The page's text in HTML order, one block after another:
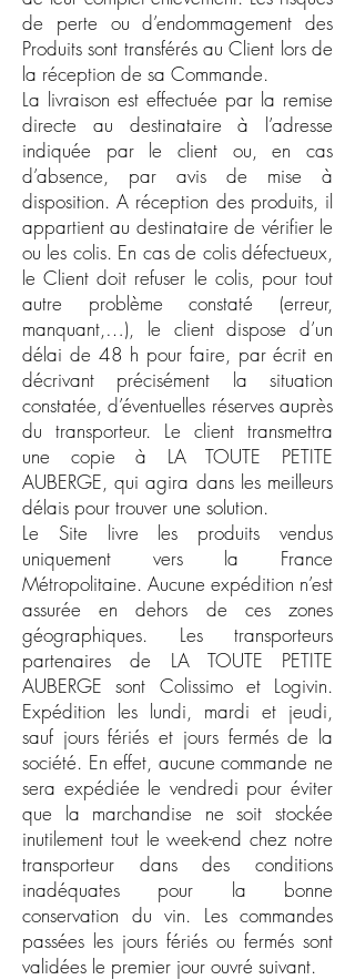
de perte ou d’endommagement des
Produits sont transférés au Client lors de
la réception de sa Commande.
La livraison est effectuée par la remise
directe au destinataire à l’adresse
indiquée par le client ou, en cas
d’absence, par avis de mise à
disposition. A réception des produits, il
appartient au destinataire de vérifier le
ou les colis. En cas de colis défectueux,
le Client doit refuser le colis, pour tout
autre problème constaté (erreur,
manquant,…), le client dispose d’un
délai de 48 h pour faire, par écrit en
décrivant précisément la situation
constatée, d’éventuelles réserves auprès
du transporteur. Le client transmettra
une copie à LA TOUTE PETITE
AUBERGE, qui agira dans les meilleurs
délais pour trouver une solution.
Le Site livre les produits vendus
uniquement vers la France
Métropolitaine. Aucune expédition n’est
assurée en dehors de ces zones
géographiques. Les transporteurs
partenaires de LA TOUTE PETITE
AUBERGE sont Colissimo et Logivin.
Expédition les lundi, mardi et jeudi,
sauf jours fériés et jours fermés de la
société. En effet, aucune commande ne
sera expédiée le vendredi pour éviter
que la marchandise ne soit stockée
inutilement tout le week-end chez notre
transporteur dans des conditions
inadéquates pour la bonne
conservation du vin. Les commandes
passées les jours fériés ou fermés sont
validées le premier jour ouvré suivant.